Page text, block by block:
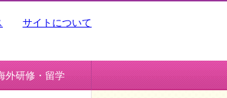
サイトについて
外研修・留学